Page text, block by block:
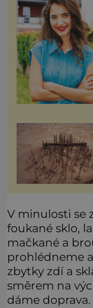
V minulosti se
foukané sklo,
mačkané a
prohlédneme
zbytky zdí a
směrem na
dáme doprava.